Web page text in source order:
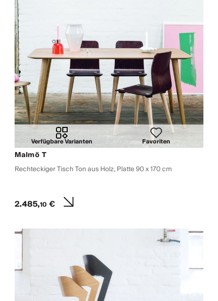
Verfügbare Varianten Favoriten
Malmö T
Rechteckiger Tisch Ton aus Holz, Platte 90 x 170 cm
2.485,10€